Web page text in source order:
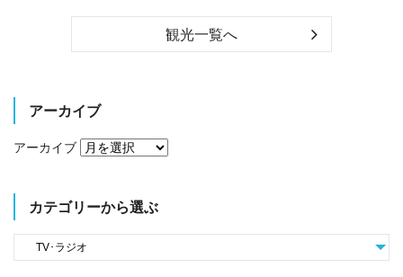
観光一覧へ
アーカイブ
アーカイブ
カテゴリーから選ぶ